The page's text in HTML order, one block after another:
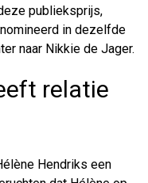
publieksprijs,
in dezelfde
naar Nikkie de Jager.
relatie
Hendriks een